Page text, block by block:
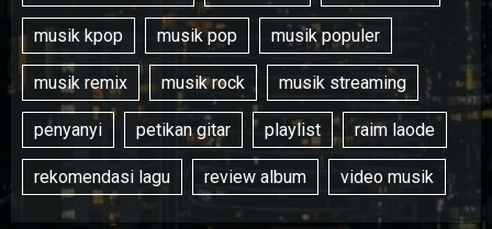
musik kpop musik pop musik populer
musik remix musik rock musik streaming
penyanyi petikan gitar playlist raim laode
rekomendasi lagu review album video musik